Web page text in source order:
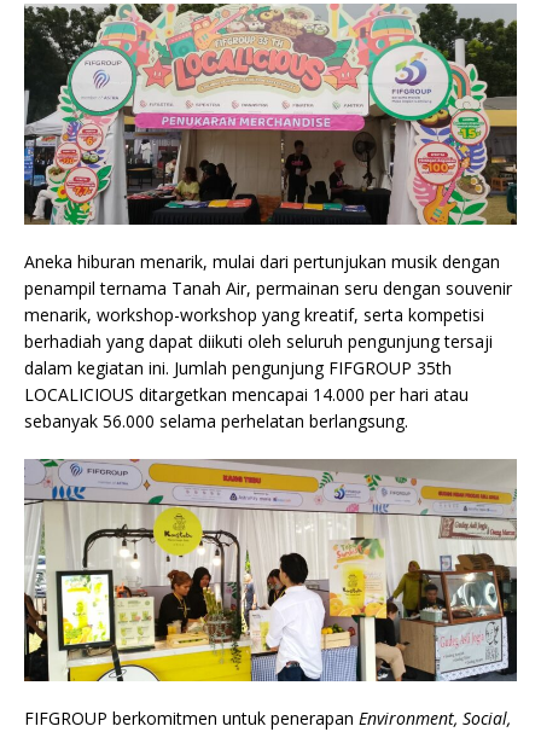
Aneka hiburan menarik, mulai dari pertunjukan musik dengan
penampil ternama Tanah Air, permainan seru dengan souvenir
menarik, workshop-workshop yang kreatif, serta kompetisi
berhadiah yang dapat diikuti oleh seluruh pengunjung tersaji
dalam kegiatan ini. Jumlah pengunjung FIFGROUP 35th
LOCALICIOUS ditargetkan mencapai 14.000 per hari atau
sebanyak 56.000 selama perhelatan berlangsung.
FIFGROUP berkomitmen untuk penerapan Environment, Social,